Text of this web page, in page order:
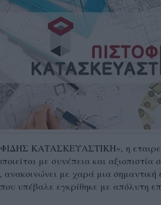
ΚΑΤΑΣΚΕΥΑΣΤΙΚΗ», η
με συνέπεια και
ανακοινώνει με χαρά μια σημαντική
υπέβαλε εγκρίθηκε με απόλυτη